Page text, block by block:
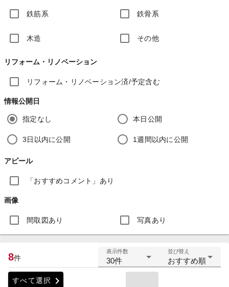
鉄筋系 鉄骨系
木造 その他
リフォーム・リノベーション
リフォーム・リノベーション済/予定含む
情報公開日
指定なし 本日公開
3日以内に公開 1週間以内に公開
アピール
「おすすめコメント」あり
画像
間取図あり 写真あり
8件
表示件数
30件
並び替え
おすすめ順
すべて選択 chevron_right